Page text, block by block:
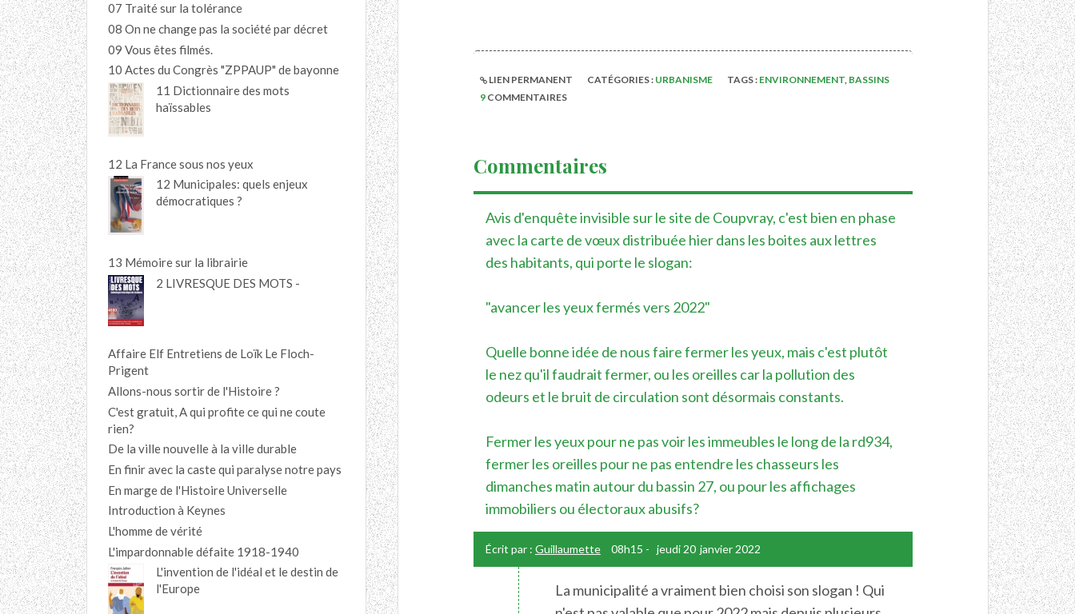
07 Traité sur la tolérance
08 On ne change pas la société par décret
09 Vous êtes filmés.
10 Actes du Congrès "ZPPAUP" de bayonne
11 Dictionnaire des mots
haïssables
12 La France sous nos yeux
12 Municipales: quels enjeux
démocratiques ?
13 Mémoire sur la librairie
2 LIVRESQUE DES MOTS -
Affaire Elf Entretiens de Loïk Le Floch-
Prigent
Allons-nous sortir de l'Histoire ?
C'est gratuit, A qui profite ce qui ne coute
rien?
De la ville nouvelle à la ville durable
En finir avec la caste qui paralyse notre pays
En marge de l'Histoire Universelle
Introduction à Keynes
L'homme de vérité
L'impardonnable défaite 1918-1940
L'invention de l'idéal et le destin de
l'Europe
LIEN PERMANENT CATÉGORIES : URBANISME TAGS : ENVIRONNEMENT, BASSINS
9 COMMENTAIRES
Commentaires
Avis d'enquête invisible sur le site de Coupvray, c'est bien en phase
avec la carte de vœux distribuée hier dans les boites aux lettres
des habitants, qui porte le slogan:
"avancer les yeux fermés vers 2022"
Quelle bonne idée de nous faire fermer les yeux, mais c'est plutôt
le nez qu'il faudrait fermer, ou les oreilles car la pollution des
odeurs et le bruit de circulation sont désormais constants.
Fermer les yeux pour ne pas voir les immeubles le long de la rd934,
fermer les oreilles pour ne pas entendre les chasseurs les
dimanches matin autour du bassin 27, ou pour les affichages
immobiliers ou électoraux abusifs?
Écrit par : Guillaumette 08h15 - jeudi 20 janvier 2022
La municipalité a vraiment bien choisi son slogan ! Qui